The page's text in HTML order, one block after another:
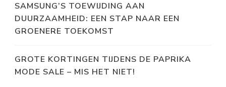
SAMSUNG’S TOEWIJDING AAN
DUURZAAMHEID: EEN STAP NAAR EEN
GROENERE TOEKOMST
GROTE KORTINGEN TIJDENS DE PAPRIKA
MODE SALE – MIS HET NIET!